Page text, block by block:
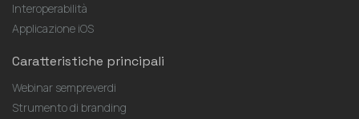
Interoperabilità
Applicazione iOS
Caratteristiche principali
Webinar sempreverdi
Strumento di branding